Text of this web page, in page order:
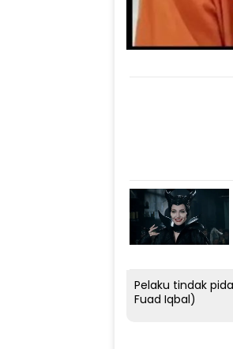
Pelaku tindak
Fuad Iqbal)